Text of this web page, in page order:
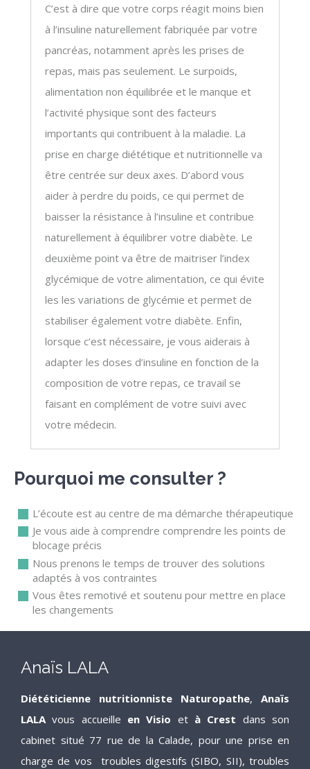
C’est à dire que votre corps réagit moins bien
à l’insuline naturellement fabriquée par votre
pancréas, notamment après les prises de
repas, mais pas seulement. Le surpoids,
alimentation non équilibrée et le manque et
l’activité physique sont des facteurs
importants qui contribuent à la maladie. La
prise en charge diététique et nutritionnelle va
être centrée sur deux axes. D’abord vous
aider à perdre du poids, ce qui permet de
baisser la résistance à l’insuline et contribue
naturellement à équilibrer votre diabète. Le
deuxième point va être de maitriser l’index
glycémique de votre alimentation, ce qui évite
les les variations de glycémie et permet de
stabiliser également votre diabète. Enfin,
lorsque c’est nécessaire, je vous aiderais à
adapter les doses d’insuline en fonction de la
composition de votre repas, ce travail se
faisant en complément de votre suivi avec
votre médecin.
Pourquoi me consulter ?
L’écoute est au centre de ma démarche thérapeutique
Je vous aide à comprendre comprendre les points de
blocage précis
Nous prenons le temps de trouver des solutions
adaptés à vos contraintes
Vous êtes remotivé et soutenu pour mettre en place
les changements
Anaïs LALA
Diététicienne nutritionniste Naturopathe, Anaïs
LALAvous accueille en Visio et à Crest dans son
cabinet situé 77 rue de la Calade, pour une prise en
charge de vos troubles digestifs (SIBO, SII), troubles